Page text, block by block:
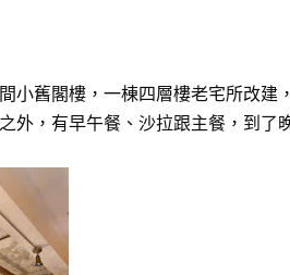
小舊閣樓，一棟四層樓老宅所改建
外，有早午餐、沙拉跟主餐，到了